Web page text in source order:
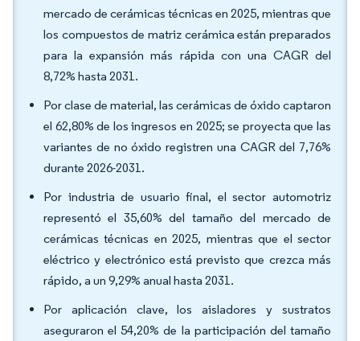
mercado de cerámicas técnicas en 2025, mientras que
los compuestos de matriz cerámica están preparados
para la expansión más rápida con una CAGR del
8,72% hasta 2031.
Por clase de material, las cerámicas de óxido captaron
el 62,80% de los ingresos en 2025; se proyecta que las
variantes de no óxido registren una CAGR del 7,76%
durante 2026-2031.
Por industria de usuario final, el sector automotriz
representó el 35,60% del tamaño del mercado de
cerámicas técnicas en 2025, mientras que el sector
eléctrico y electrónico está previsto que crezca más
rápido, a un 9,29% anual hasta 2031.
Por aplicación clave, los aisladores y sustratos
aseguraron el 54,20% de la participación del tamaño